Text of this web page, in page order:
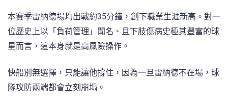
本賽季雷納德場均出戰約35分鐘，創下職業生涯新高。對一
位歷史上以「負荷管理」聞名、且下肢傷病史極其豐富的球
星而言，這本身就是高風險操作。
快船別無選擇，只能讓他撐住，因為一旦雷納德不在場，球
隊攻防兩端都會立刻崩塌。